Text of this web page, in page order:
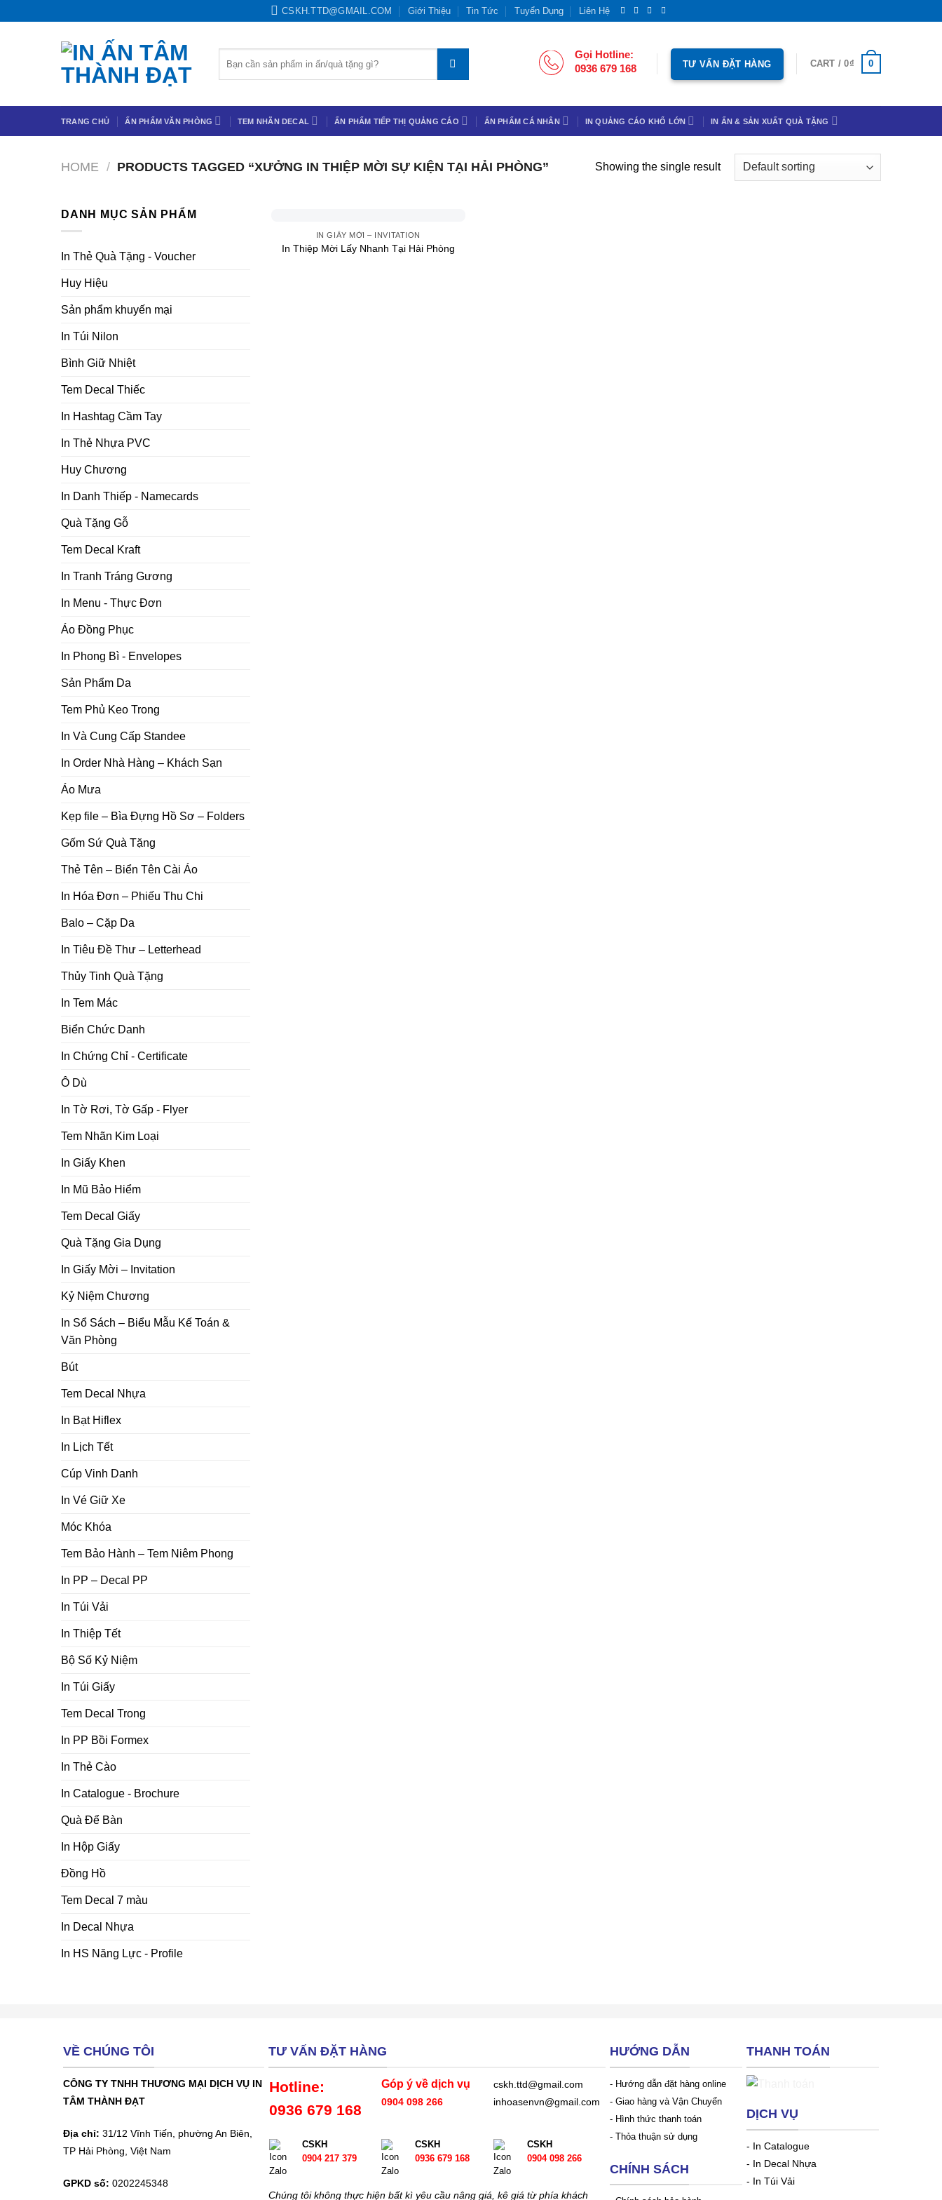
đến
CSKH.TTD@GMAIL.COM Giới Thiệu Tin Tức Tuyển Dụng Liên Hệ
for:
Gọi Hotline:
0936 679 168
TƯ VẤN ĐẶT HÀNG CART /0₫ 0
TRANG CHỦ ẤN PHẨM VĂN PHÒNG TEM NHÃN DECAL ẤN PHẨM TIẾP THỊ QUẢNG CÁO ẤN PHẨM CÁ NHÂN IN QUẢNG CÁO KHỔ LỚN IN ẤN & SẢN XUẤT QUÀ TẶNG
HOME / PRODUCTS TAGGED “XƯỞNG IN THIỆP MỜI SỰ KIỆN TẠI HẢI PHÒNG” Showing the single result
DANH MỤC SẢN PHẨM
In Thẻ Quà Tặng - Voucher
Huy Hiệu
Sản phẩm khuyến mại
In Túi Nilon
Bình Giữ Nhiệt
Tem Decal Thiếc
In Hashtag Cầm Tay
In Thẻ Nhựa PVC
Huy Chương
In Danh Thiếp - Namecards
Quà Tặng Gỗ
Tem Decal Kraft
In Tranh Tráng Gương
In Menu - Thực Đơn
Áo Đồng Phục
In Phong Bì - Envelopes
Sản Phẩm Da
Tem Phủ Keo Trong
In Và Cung Cấp Standee
In Order Nhà Hàng – Khách Sạn
Áo Mưa
Kẹp file – Bìa Đựng Hồ Sơ – Folders
Gốm Sứ Quà Tặng
Thẻ Tên – Biển Tên Cài Áo
In Hóa Đơn – Phiếu Thu Chi
Balo – Cặp Da
In Tiêu Đề Thư – Letterhead
Thủy Tinh Quà Tặng
In Tem Mác
Biển Chức Danh
In Chứng Chỉ - Certificate
Ô Dù
In Tờ Rơi, Tờ Gấp - Flyer
Tem Nhãn Kim Loại
In Giấy Khen
In Mũ Bảo Hiểm
Tem Decal Giấy
Quà Tặng Gia Dụng
In Giấy Mời – Invitation
Kỷ Niệm Chương
In Sổ Sách – Biểu Mẫu Kế Toán &
Văn Phòng
Bút
Tem Decal Nhựa
In Bạt Hiflex
In Lịch Tết
Cúp Vinh Danh
In Vé Giữ Xe
Móc Khóa
Tem Bảo Hành – Tem Niêm Phong
In PP – Decal PP
In Túi Vải
In Thiệp Tết
Bộ Số Kỷ Niệm
In Túi Giấy
Tem Decal Trong
In PP Bồi Formex
In Thẻ Cào
In Catalogue - Brochure
Quà Để Bàn
In Hộp Giấy
Đồng Hồ
Tem Decal 7 màu
In Decal Nhựa
In HS Năng Lực - Profile
IN GIẤY MỜI – INVITATION
In Thiệp Mời Lấy Nhanh Tại Hải Phòng
VỀ CHÚNG TÔI
CÔNG TY TNHH THƯƠNG MẠI DỊCH VỤ IN
TÂM THÀNH ĐẠT
Địa chỉ: 31/12 Vĩnh Tiến, phường An Biên,
TP Hải Phòng, Việt Nam
GPKD số: 0202245348
TƯ VẤN ĐẶT HÀNG
Hotline:
0936 679 168
Góp ý về dịch vụ
0904 098 266
cskh.ttd@gmail.com
inhoasenvn@gmail.com
CSKH
0904 217 379
CSKH
0936 679 168
CSKH
0904 098 266
Chúng tôi không thực hiện bất kì yêu cầu nâng giá, kê giá từ phía khách
HƯỚNG DẪN
- Hướng dẫn đặt hàng online
- Giao hàng và Vận Chuyển
- Hình thức thanh toán
- Thỏa thuận sử dụng
CHÍNH SÁCH
THANH TOÁN
DỊCH VỤ
- In Catalogue
- In Decal Nhựa
- In Túi Vải